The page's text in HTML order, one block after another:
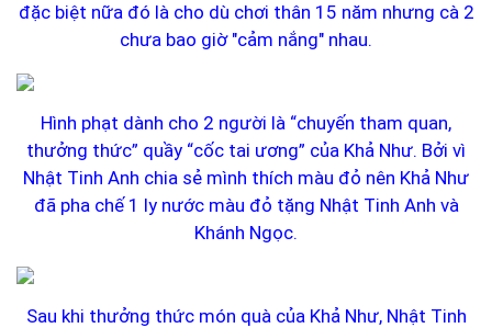
đặc biệt nữa đó là cho dù chơi thân 15 năm nhưng cà 2
chưa bao giờ "cảm nắng" nhau.
Hình phạt dành cho 2 người là “chuyến tham quan,
thưởng thức” quầy “cốc tai ương” của Khả Như. Bởi vì
Nhật Tinh Anh chia sẻ mình thích màu đỏ nên Khả Như
đã pha chế 1 ly nước màu đỏ tặng Nhật Tinh Anh và
Khánh Ngọc.
Sau khi thưởng thức món quà của Khả Như, Nhật Tinh